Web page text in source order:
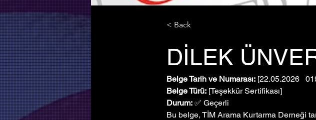
< Back
DİLEK
Belge Tarih ve Numarası: [22.05.2026
Belge Türü: [Teşekkür Sertifikası]
Durum: ✅ Geçerli
Bu belge, TİM Arama Kurtarma Derneği